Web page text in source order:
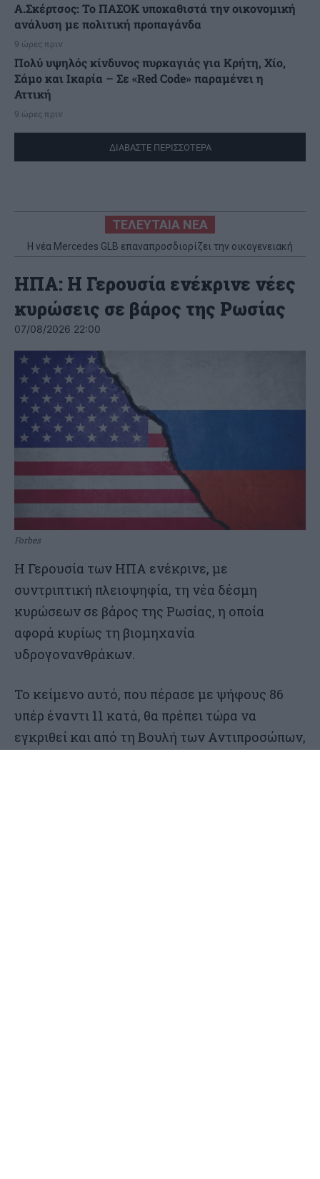
Α.Σκέρτσος: Το ΠΑΣΟΚ υποκαθιστά την οικονομική
ανάλυση με πολιτική προπαγάνδα
9 ώρες πριν
Πολύ υψηλός κίνδυνος πυρκαγιάς για Κρήτη, Χίο,
Σάμο και Ικαρία – Σε «Red Code» παραμένει η
Αττική
9 ώρες πριν
ΔΙΑΒΑΣΤΕ ΠΕΡΙΣΣΟΤΕΡΑ